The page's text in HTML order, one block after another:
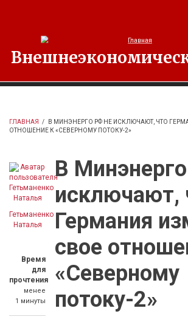
ГЛАВНАЯ /
В МИНЭНЕРГО РФ НЕ ИСКЛЮЧАЮТ, ЧТО
ОТНОШЕНИЕ К «СЕВЕРНОМУ ПОТОКУ-2»
Гетьманенко
Наталья
Время
для
прочтения
менее
1 минуты
В
исключают,
Германия
свое
«Северному
потоку-2»